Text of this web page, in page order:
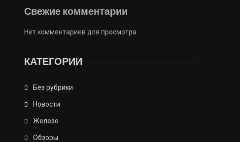
Свежие комментарии
Нет комментариев для просмотра.
КАТЕГОРИИ
Без рубрики
Новости
Железо
Обзоры